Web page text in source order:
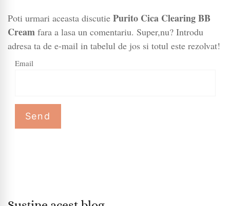
Poti urmari aceasta discutie Purito Cica Clearing BB
Cream fara a lasa un comentariu. Super,nu? Introdu
adresa ta de e-mail in tabelul de jos si totul este rezolvat!
Email